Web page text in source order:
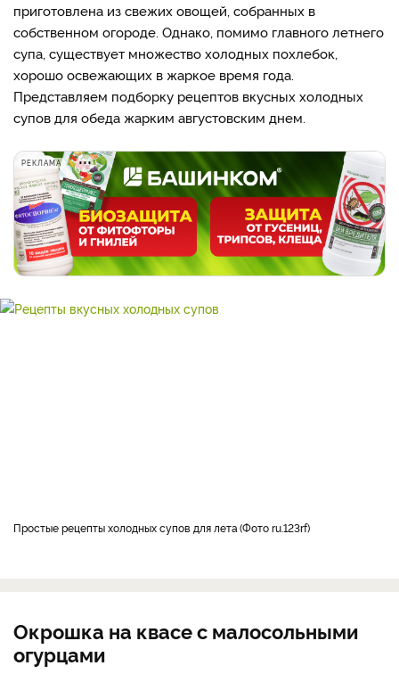
приготовлена из свежих овощей, собранных в
собственном огороде. Однако, помимо главного летнего
супа, существует множество холодных похлебок,
хорошо освежающих в жаркое время года.
Представляем подборку рецептов вкусных холодных
супов для обеда жарким августовским днем.
РЕКЛАМА
простые рецепты холодных супов для лета Фото ru.123rf
Окрошка на квасе с малосольными
огурцами